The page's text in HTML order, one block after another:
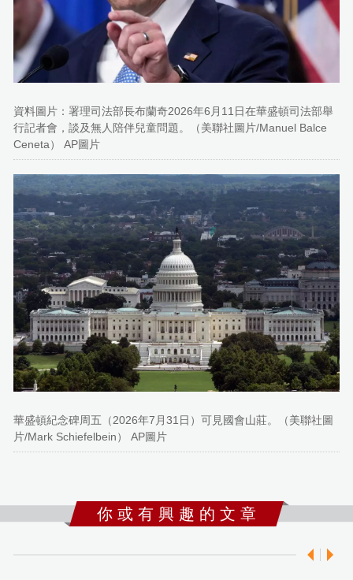
資料圖片：署理司法部長布蘭奇2026年6月11日在華盛頓司法部舉
行記者會，談及無人陪伴兒童問題。（美聯社圖片/Manuel Balce
Ceneta） AP圖片
華盛頓紀念碑周五（2026年7月31日）可見國會山莊。（美聯社圖
片/Mark Schiefelbein） AP圖片
你 或 有 興 趣 的 文 章